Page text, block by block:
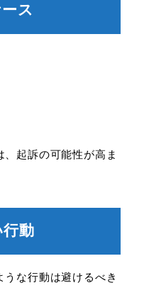
ス
、起訴の可能性が高ま
動
な行動は避けるべき